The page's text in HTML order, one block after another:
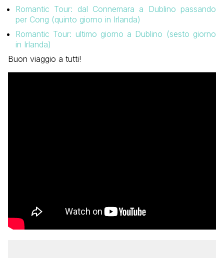
Romantic Tour: dal Connemara a Dublino passando
per Cong (quinto giorno in Irlanda)
Romantic Tour: ultimo giorno a Dublino (sesto giorno
in Irlanda)
Buon viaggio a tutti!